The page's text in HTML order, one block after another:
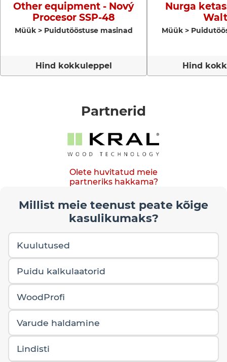
Other equipment - Nový
Procesor SSP-48
Müük > Puidutööstuse masinad
Hind kokkuleppel
Nurga
Müük >
Hind
Partnerid
Olete huvitatud meie
partneriks hakkama?
Millist meie teenust peate kõige
kasulikumaks?
Kuulutused
Puidu kalkulaatorid
WoodProfi
Varude haldamine
Lindisti